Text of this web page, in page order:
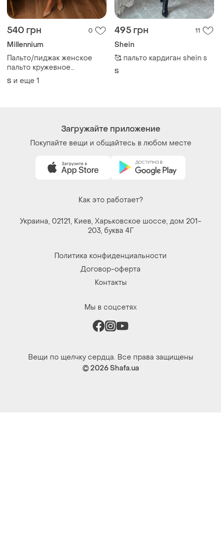
540 грн 0
Millennium
Пальто/пиджак женское
пальто кружевное
полупальто пальто
короткое
S и еще 1
495 грн 11
Shein
🥰 пальто кардиган shein s
S
Загружайте приложение
Покупайте вещи и общайтесь в любом месте
Как это работает?
Украина, 02121, Киев, Харьковское шоссе, дом 201-
203, буква 4Г
Политика конфиденциальности
Договор-оферта
Контакты
Мы в соцсетях
Вещи по щелчку сердца. Все права защищены
© 2026Shafa.ua